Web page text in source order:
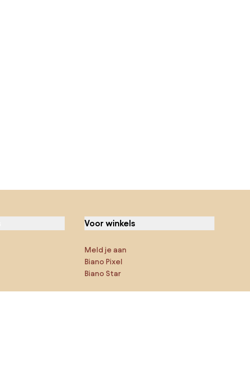
Voor winkels
Meld je aan
Biano Pixel
Biano Star